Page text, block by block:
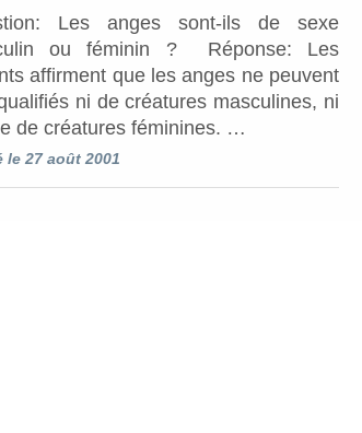
Les anges sont-ils de sexe
ou féminin ? Réponse: Les
affirment que les anges ne peuvent
ni de créatures masculines, ni
de créatures féminines. …
le 27 août 2001